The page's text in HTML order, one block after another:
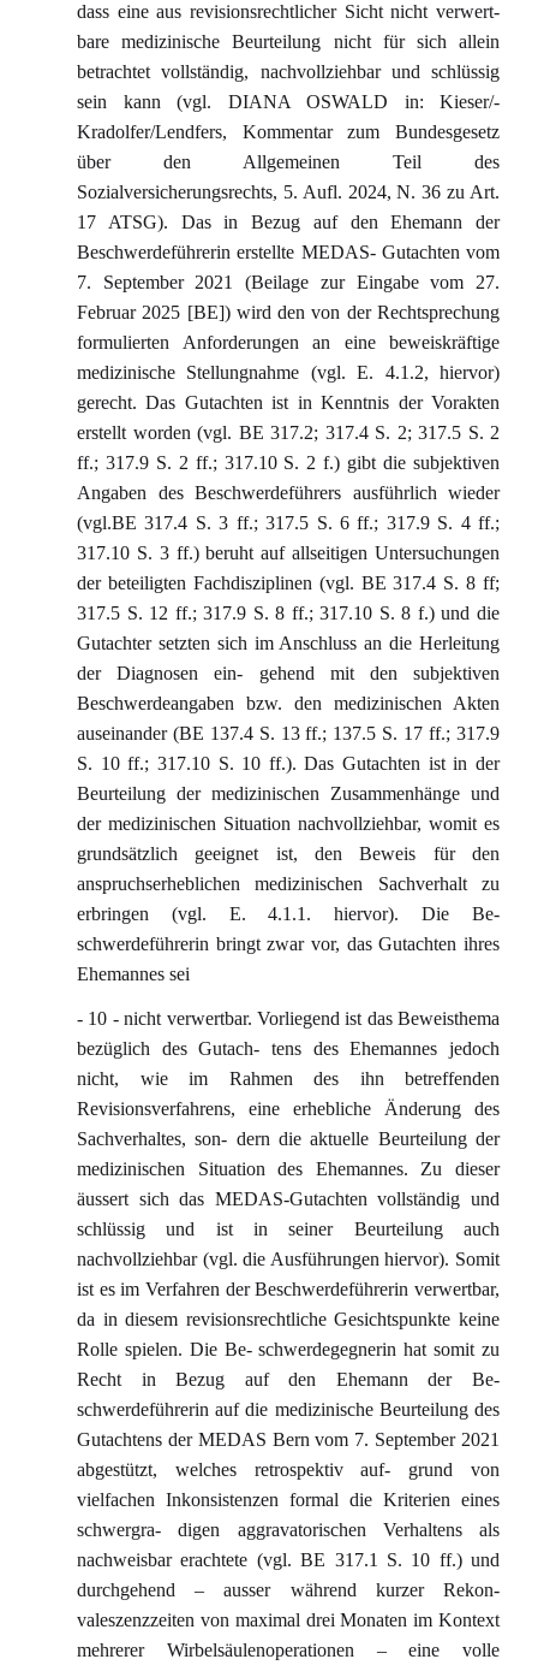
dass eine aus revisionsrechtlicher Sicht nicht verwert-
bare medizinische Beurteilung nicht für sich allein
betrachtet vollständig, nachvollziehbar und schlüssig
sein kann (vgl. DIANA OSWALD in: Kieser/-
Kradolfer/Lendfers, Kommentar zum Bundesgesetz
über den Allgemeinen Teil des
Sozialversicherungsrechts, 5. Aufl. 2024, N. 36 zu Art.
17 ATSG). Das in Bezug auf den Ehemann der
Beschwerdeführerin erstellte MEDAS- Gutachten vom
7. September 2021 (Beilage zur Eingabe vom 27.
Februar 2025 [BE]) wird den von der Rechtsprechung
formulierten Anforderungen an eine beweiskräftige
medizinische Stellungnahme (vgl. E. 4.1.2, hiervor)
gerecht. Das Gutachten ist in Kenntnis der Vorakten
erstellt worden (vgl. BE 317.2; 317.4 S. 2; 317.5 S. 2
ff.; 317.9 S. 2 ff.; 317.10 S. 2 f.) gibt die subjektiven
Angaben des Beschwerdeführers ausführlich wieder
(vgl.BE 317.4 S. 3 ff.; 317.5 S. 6 ff.; 317.9 S. 4 ff.;
317.10 S. 3 ff.) beruht auf allseitigen Untersuchungen
der beteiligten Fachdisziplinen (vgl. BE 317.4 S. 8 ff;
317.5 S. 12 ff.; 317.9 S. 8 ff.; 317.10 S. 8 f.) und die
Gutachter setzten sich im Anschluss an die Herleitung
der Diagnosen ein- gehend mit den subjektiven
Beschwerdeangaben bzw. den medizinischen Akten
auseinander (BE 137.4 S. 13 ff.; 137.5 S. 17 ff.; 317.9
S. 10 ff.; 317.10 S. 10 ff.). Das Gutachten ist in der
Beurteilung der medizinischen Zusammenhänge und
der medizinischen Situation nachvollziehbar, womit es
grundsätzlich geeignet ist, den Beweis für den
anspruchserheblichen medizinischen Sachverhalt zu
erbringen (vgl. E. 4.1.1. hiervor). Die Be-
schwerdeführerin bringt zwar vor, das Gutachten ihres
Ehemannes sei
- 10 - nicht verwertbar. Vorliegend ist das Beweisthema
bezüglich des Gutach- tens des Ehemannes jedoch
nicht, wie im Rahmen des ihn betreffenden
Revisionsverfahrens, eine erhebliche Änderung des
Sachverhaltes, son- dern die aktuelle Beurteilung der
medizinischen Situation des Ehemannes. Zu dieser
äussert sich das MEDAS-Gutachten vollständig und
schlüssig und ist in seiner Beurteilung auch
nachvollziehbar (vgl. die Ausführungen hiervor). Somit
ist es im Verfahren der Beschwerdeführerin verwertbar,
da in diesem revisionsrechtliche Gesichtspunkte keine
Rolle spielen. Die Be- schwerdegegnerin hat somit zu
Recht in Bezug auf den Ehemann der Be-
schwerdeführerin auf die medizinische Beurteilung des
Gutachtens der MEDAS Bern vom 7. September 2021
abgestützt, welches retrospektiv auf- grund von
vielfachen Inkonsistenzen formal die Kriterien eines
schwergra- digen aggravatorischen Verhaltens als
nachweisbar erachtete (vgl. BE 317.1 S. 10 ff.) und
durchgehend – ausser während kurzer Rekon-
valeszenzzeiten von maximal drei Monaten im Kontext
mehrerer Wirbelsäulenoperationen – eine volle